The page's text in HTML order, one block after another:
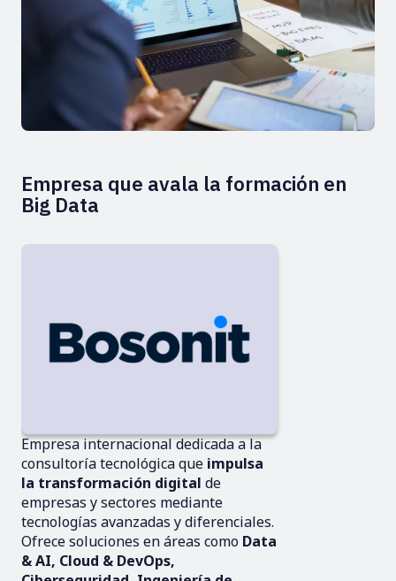
Empresa que avala la formación en
Big Data
Empresa internacional dedicada a la
consultoría tecnológica que impulsa
la transformación digital de
empresas y sectores mediante
tecnologías avanzadas y diferenciales.
Ofrece soluciones en áreas como Data
& AI, Cloud & DevOps,